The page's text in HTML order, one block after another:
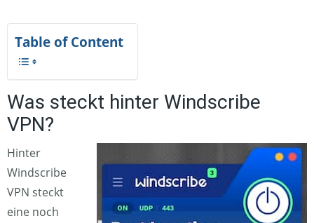
Table of Content
Was steckt hinter Windscribe
VPN?
Hinter
Windscribe
VPN steckt
eine noch